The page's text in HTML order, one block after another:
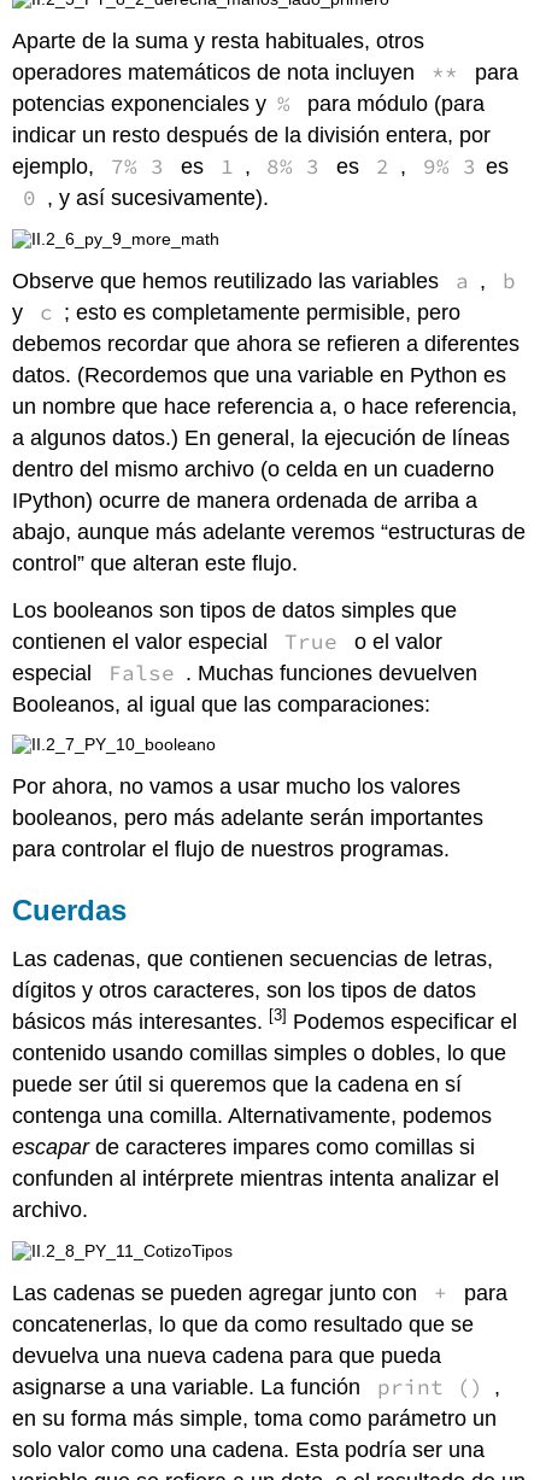
Aparte de la suma y resta habituales, otros
operadores matemáticos de nota incluyen
**
para
potencias exponenciales y %
para módulo (para
indicar un resto después de la división entera, por
ejemplo,
7% 3 es 1 , 8% 3 es 2 , 9% 3 es
0 , y así sucesivamente).
Observe que hemos reutilizado las variables a , b
y c ; esto es completamente permisible, pero
debemos recordar que ahora se refieren a diferentes
datos. (Recordemos que una variable en Python es
un nombre que hace referencia a, o hace referencia,
a algunos datos.) En general, la ejecución de líneas
dentro del mismo archivo (o celda en un cuaderno
IPython) ocurre de manera ordenada de arriba a
abajo, aunque más adelante veremos “estructuras de
control” que alteran este flujo.
Los booleanos son tipos de datos simples que
contienen el valor especial
True
o el valor
especial
False . Muchas funciones devuelven
Booleanos, al igual que las comparaciones:
Por ahora, no vamos a usar mucho los valores
booleanos, pero más adelante serán importantes
para controlar el flujo de nuestros programas.
Cuerdas
Las cadenas, que contienen secuencias de letras,
dígitos y otros caracteres, son los tipos de datos
básicos más interesantes. [3] Podemos especificar el
contenido usando comillas simples o dobles, lo que
puede ser útil si queremos que la cadena en sí
contenga una comilla. Alternativamente, podemos
escaparde caracteres impares como comillas si
confunden al intérprete mientras intenta analizar el
archivo.
Las cadenas se pueden agregar junto con +
para
concatenerlas, lo que da como resultado que se
devuelva una nueva cadena para que pueda
asignarse a una variable. La función
print ()
,
en su forma más simple, toma como parámetro un
solo valor como una cadena. Esta podría ser una